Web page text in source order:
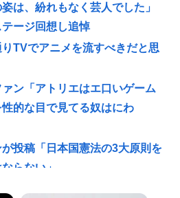
は、紛れもなく芸人でした」
ージ回想し追悼
TVでアニメを流すべきだと思
ァン「アトリエはエ口いゲーム
的な目で見てる奴はにわ
投稿「日本国憲法の3大原則を
らない」